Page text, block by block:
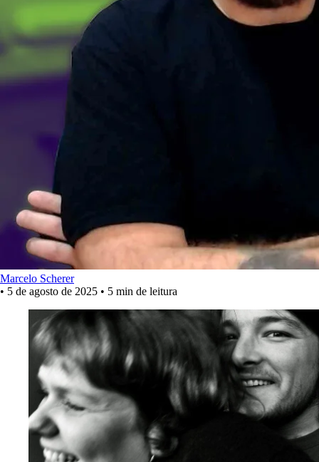
Marcelo Scherer
• 5 de agosto de 2025 • 5 min de leitura